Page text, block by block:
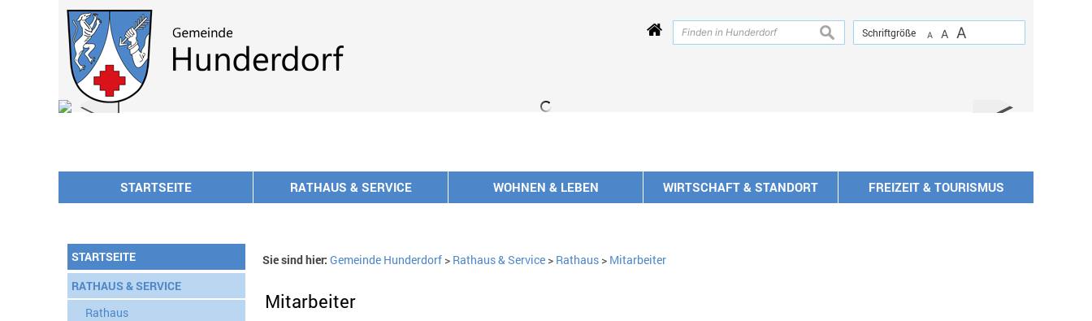
zur Navigationoder
Schriftgröße A A A
suchen
STARTSEITE RATHAUS & SERVICE WOHNEN & LEBEN WIRTSCHAFT & STANDORT FREIZEIT & TOURISMUS
STARTSEITE
RATHAUS & SERVICE
Rathaus
Sie sind hier: Gemeinde Hunderdorf> Rathaus & Service> Rathaus> Mitarbeiter
Mitarbeiter